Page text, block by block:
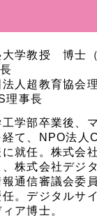
大学教授 博士
人超教育協会
理事長
学部卒業後、
経て、NPO法人
に就任。株式会
、株式会社デジ
通信審議会委
。デジタルサ
ア博士。